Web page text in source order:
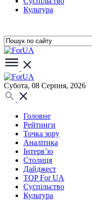
Культура
Субота, 08 Серпня, 2026
Головне
Рейтинги
Точка зору
Аналітика
Інтерв’ю
Столиця
Дайджест
TOP For UA
Суспiльство
Культура